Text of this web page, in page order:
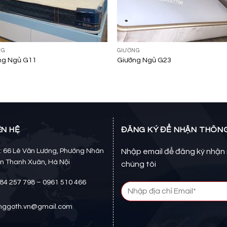
Ngủ G11
GIƯỜNG
Giường Ngủ G23
HỆ
66 Lê Văn Lương, Phường Nhân
Thanh Xuân, Hà Nội
257 798 – 0961 510 466
ĐĂNG KÝ ĐỂ NHẬN
Nhập email để đăng ký
chúng tôi